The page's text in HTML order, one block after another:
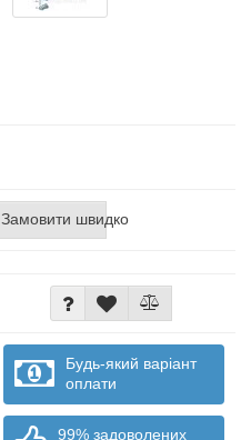
Замовити швидко
Будь-який варіант
оплати
99% задоволених